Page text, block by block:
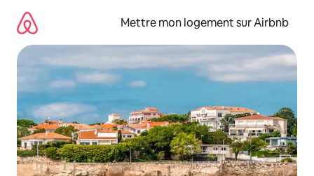
directement
contenu
Mettre mon logement sur Airbnb